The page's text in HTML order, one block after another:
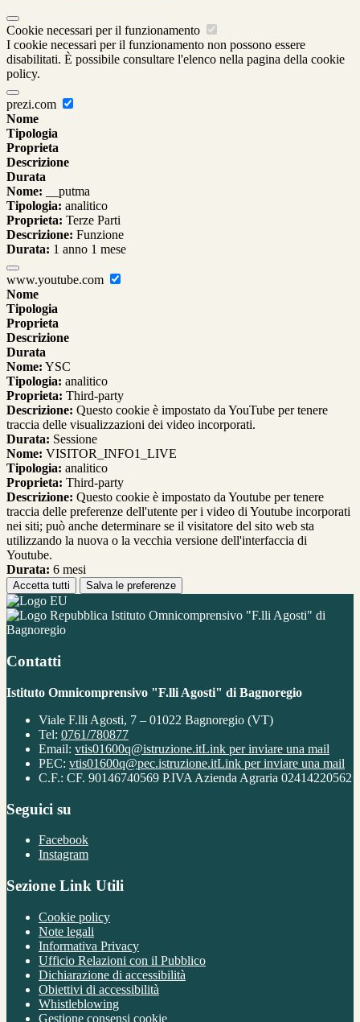
Cookie necessari per il funzionamento
I cookie necessari per il funzionamento non possono essere
disabilitati. È possibile consultare l'elenco nella pagina della cookie
policy.
prezi.com
Nome
Tipologia
Proprieta
Descrizione
Durata
Nome: __putma
Tipologia: analitico
Proprieta: Terze Parti
Descrizione: Funzione
Durata: 1 anno 1 mese
www.youtube.com
Nome
Tipologia
Proprieta
Descrizione
Durata
Nome: YSC
Tipologia: analitico
Proprieta: Third-party
Descrizione: Questo cookie è impostato da YouTube per tenere
traccia delle visualizzazioni dei video incorporati.
Durata: Sessione
Nome: VISITOR_INFO1_LIVE
Tipologia: analitico
Proprieta: Third-party
Descrizione: Questo cookie è impostato da Youtube per tenere
traccia delle preferenze dell'utente per i video di Youtube incorporati
nei siti; può anche determinare se il visitatore del sito web sta
utilizzando la nuova o la vecchia versione dell'interfaccia di
Youtube.
Durata: 6 mesi
Accetta tutti Salva le preferenze
Istituto Omnicomprensivo "F.lli Agosti" di
Bagnoregio
Contatti
Istituto Omnicomprensivo "F.lli Agosti" di Bagnoregio
Viale F.lli Agosti, 7 – 01022 Bagnoregio (VT)
Tel: 0761/780877
Email: vtis01600q@istruzione.itLink per inviare una mail
PEC: vtis01600q@pec.istruzione.itLink per inviare una mail
C.F.: CF. 90146740569 P.IVA Azienda Agraria 02414220562
Seguici su
Facebook
Instagram
Sezione Link Utili
Cookie policy
Note legali
Informativa Privacy
Ufficio Relazioni con il Pubblico
Dichiarazione di accessibilità
Obiettivi di accessibilità
Whistleblowing
Gestione consensi cookie